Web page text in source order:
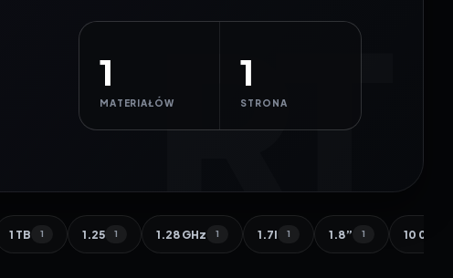
1
MATERIAŁÓW
1
STRONA
1 TB 1 1.25 1 1.28 GHz 1 1.7l 1 1.8” 1 10 000